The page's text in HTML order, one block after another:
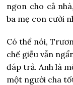
ngon cho cả
ba mẹ con cười
Có thể nói,
chế giễu vẫn
đáp trả. Anh là
một người cha